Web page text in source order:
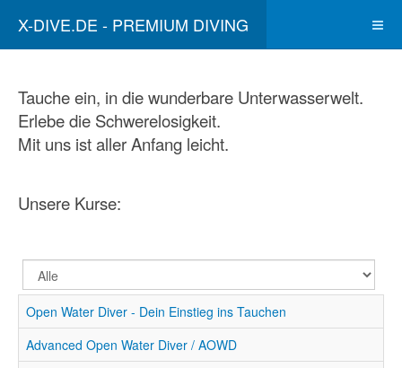
X-DIVE.DE - PREMIUM DIVING
Tauche ein, in die wunderbare Unterwasserwelt.
Erlebe die Schwerelosigkeit.
Mit uns ist aller Anfang leicht.
Unsere Kurse:
Anzeige
#
Open Water Diver - Dein Einstieg ins Tauchen
Advanced Open Water Diver / AOWD